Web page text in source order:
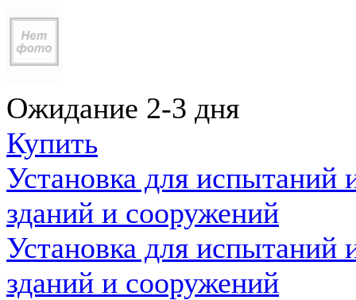
Ожидание 2-3 дня
Купить
Установка для испытаний
зданий и сооружений
Установка для испытаний
зданий и сооружений